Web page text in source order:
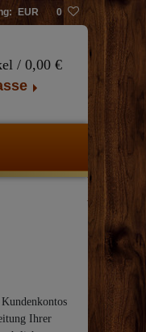
EUR 0
/ 0,00 €
Ihrer